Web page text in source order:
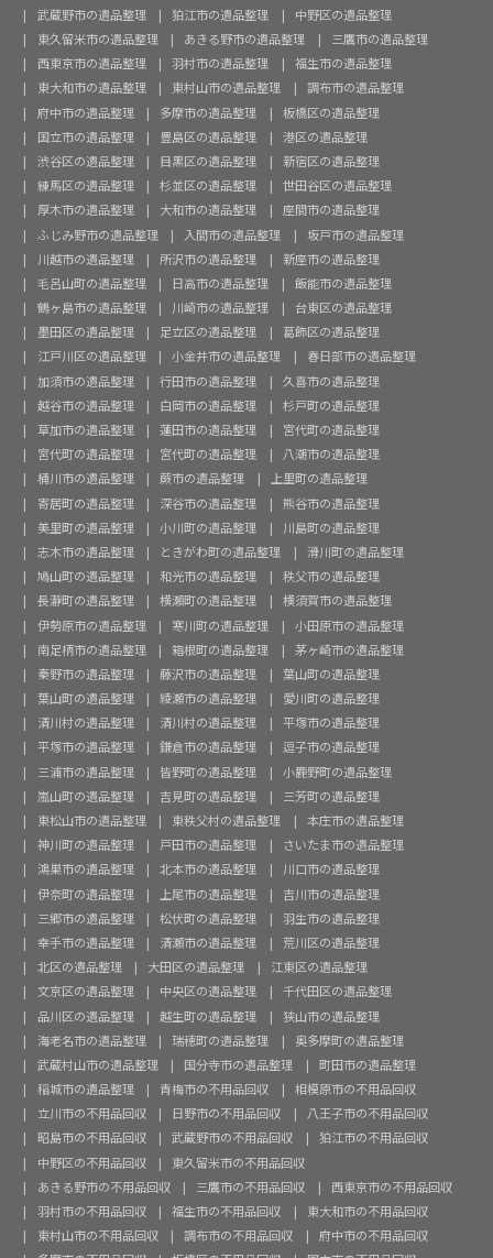
武蔵野市の遺品整理
狛江市の遺品整理
中野区の遺品整理
東久留米市の遺品整理
あきる野市の遺品整理
三鷹市の遺品整理
西東京市の遺品整理
羽村市の遺品整理
福生市の遺品整理
東大和市の遺品整理
東村山市の遺品整理
調布市の遺品整理
府中市の遺品整理
多摩市の遺品整理
板橋区の遺品整理
国立市の遺品整理
豊島区の遺品整理
港区の遺品整理
渋谷区の遺品整理
目黒区の遺品整理
新宿区の遺品整理
練馬区の遺品整理
杉並区の遺品整理
世田谷区の遺品整理
厚木市の遺品整理
大和市の遺品整理
座間市の遺品整理
ふじみ野市の遺品整理
入間市の遺品整理
坂戸市の遺品整理
川越市の遺品整理
所沢市の遺品整理
新座市の遺品整理
毛呂山町の遺品整理
日高市の遺品整理
飯能市の遺品整理
鶴ヶ島市の遺品整理
川崎市の遺品整理
台東区の遺品整理
墨田区の遺品整理
足立区の遺品整理
葛飾区の遺品整理
江戸川区の遺品整理
小金井市の遺品整理
春日部市の遺品整理
加須市の遺品整理
行田市の遺品整理
久喜市の遺品整理
越谷市の遺品整理
白岡市の遺品整理
杉戸町の遺品整理
草加市の遺品整理
蓮田市の遺品整理
宮代町の遺品整理
宮代町の遺品整理
宮代町の遺品整理
八潮市の遺品整理
桶川市の遺品整理
蕨市の遺品整理
上里町の遺品整理
寄居町の遺品整理
深谷市の遺品整理
熊谷市の遺品整理
美里町の遺品整理
小川町の遺品整理
川島町の遺品整理
志木市の遺品整理
ときがわ町の遺品整理
滑川町の遺品整理
鳩山町の遺品整理
和光市の遺品整理
秩父市の遺品整理
長瀞町の遺品整理
横瀬町の遺品整理
横須賀市の遺品整理
伊勢原市の遺品整理
寒川町の遺品整理
小田原市の遺品整理
南足柄市の遺品整理
箱根町の遺品整理
茅ヶ崎市の遺品整理
秦野市の遺品整理
藤沢市の遺品整理
葉山町の遺品整理
葉山町の遺品整理
綾瀬市の遺品整理
愛川町の遺品整理
清川村の遺品整理
清川村の遺品整理
平塚市の遺品整理
平塚市の遺品整理
鎌倉市の遺品整理
逗子市の遺品整理
三浦市の遺品整理
皆野町の遺品整理
小鹿野町の遺品整理
嵐山町の遺品整理
吉見町の遺品整理
三芳町の遺品整理
東松山市の遺品整理
東秩父村の遺品整理
本庄市の遺品整理
神川町の遺品整理
戸田市の遺品整理
さいたま市の遺品整理
鴻巣市の遺品整理
北本市の遺品整理
川口市の遺品整理
伊奈町の遺品整理
上尾市の遺品整理
吉川市の遺品整理
三郷市の遺品整理
松伏町の遺品整理
羽生市の遺品整理
幸手市の遺品整理
清瀬市の遺品整理
荒川区の遺品整理
北区の遺品整理
大田区の遺品整理
江東区の遺品整理
文京区の遺品整理
中央区の遺品整理
千代田区の遺品整理
品川区の遺品整理
越生町の遺品整理
狭山市の遺品整理
海老名市の遺品整理
瑞穂町の遺品整理
奥多摩町の遺品整理
武蔵村山市の遺品整理
国分寺市の遺品整理
町田市の遺品整理
稲城市の遺品整理
青梅市の不用品回収
相模原市の不用品回収
立川市の不用品回収
日野市の不用品回収
八王子市の不用品回収
昭島市の不用品回収
武蔵野市の不用品回収
狛江市の不用品回収
中野区の不用品回収
東久留米市の不用品回収
あきる野市の不用品回収
三鷹市の不用品回収
西東京市の不用品回収
羽村市の不用品回収
福生市の不用品回収
東大和市の不用品回収
東村山市の不用品回収
調布市の不用品回収
府中市の不用品回収